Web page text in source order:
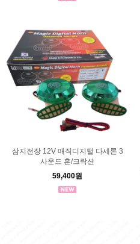
삼지전장 12V 매직디지털 다세론 3
사운드 혼/크락션
59,400원